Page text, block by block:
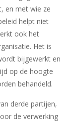
en met wie ze
helpt niet
ook het
Het is
bijgewerkt en
op de hoogte
behandeld.
derde partijen,
de verwerking